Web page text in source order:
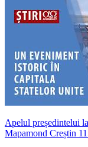
Apelul președintelui
Mapamond Creștin